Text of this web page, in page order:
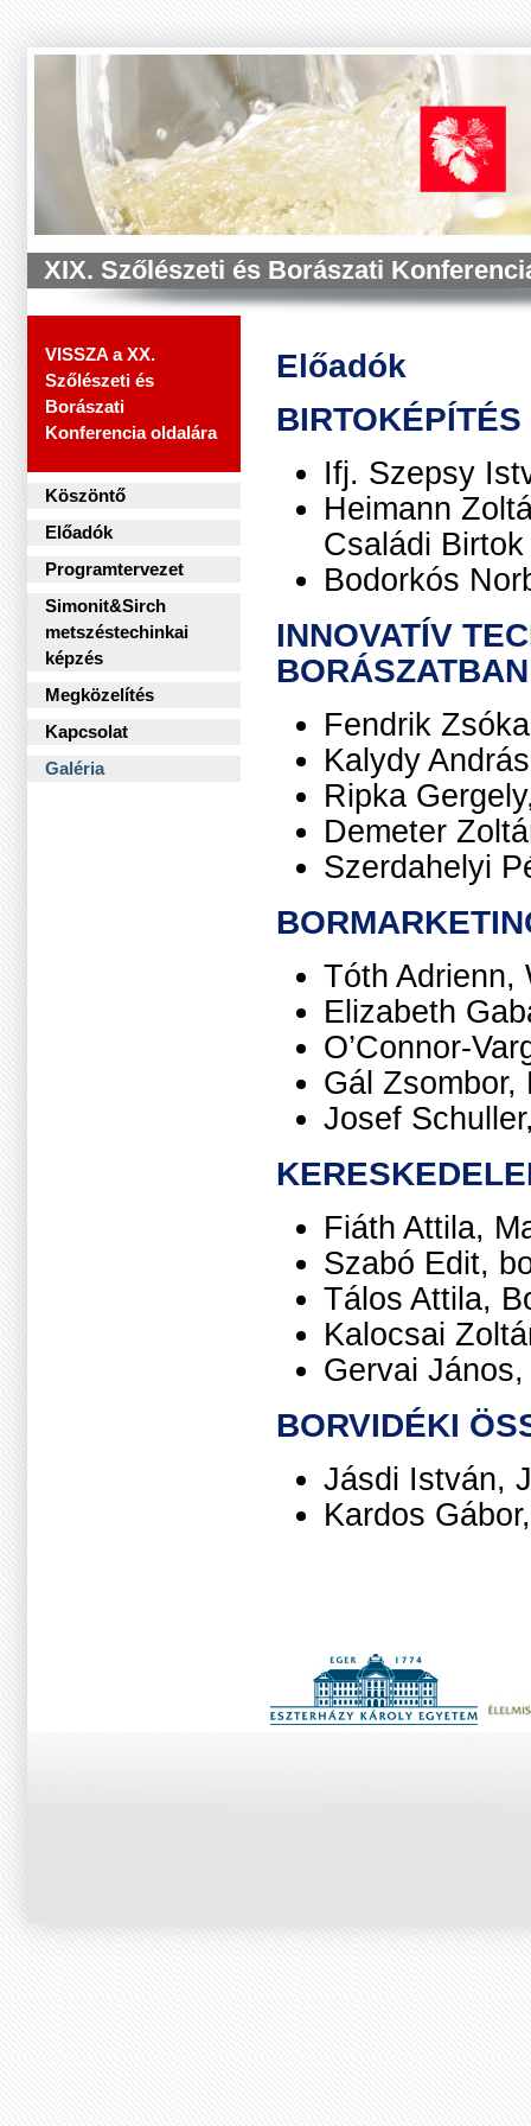
XIX. Szőlészeti és Borászati
VISSZA a XX.
Szőlészeti és
Borászati
Konferencia oldalára
Köszöntő
Előadók
Programtervezet
Simonit&Sirch
metszéstechinkai
képzés
Megközelítés
Kapcsolat
Galéria
Előadók
Ifj. Szepsy
Heimann
Családi Birtok
Bodorkós
INNOVATÍV
BORÁSZATBAN
Fendrik
Kalydy
Ripka
Demeter
Szerdahelyi
Tóth Adrienn,
Elizabeth
O’Connor-
Gál Zsombor,
Josef
Fiáth Attila,
Szabó Edit,
Tálos Attila,
Kalocsai
Gervai
BORVIDÉKI
Jásdi István,
Kardos